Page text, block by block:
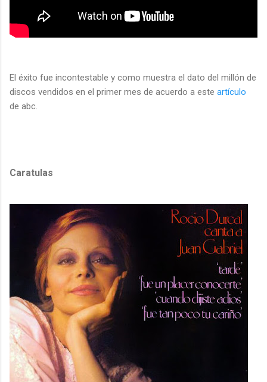
El éxito fue incontestable y como muestra el dato del millón de
discos vendidos en el primer mes de acuerdo a este artículo
de abc.
Caratulas